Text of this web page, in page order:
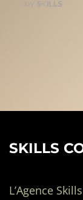
SKILLS
L’Agence